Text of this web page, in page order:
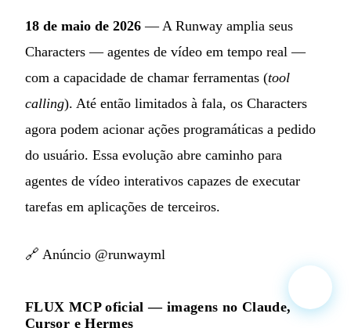
18 de maio de 2026 — A Runway amplia seus
Characters — agentes de vídeo em tempo real —
com a capacidade de chamar ferramentas (tool
calling). Até então limitados à fala, os Characters
agora podem acionar ações programáticas a pedido
do usuário. Essa evolução abre caminho para
agentes de vídeo interativos capazes de executar
tarefas em aplicações de terceiros.
🔗 Anúncio @runwayml
FLUX MCP oficial — imagens no Claude,
Cursor e Hermes